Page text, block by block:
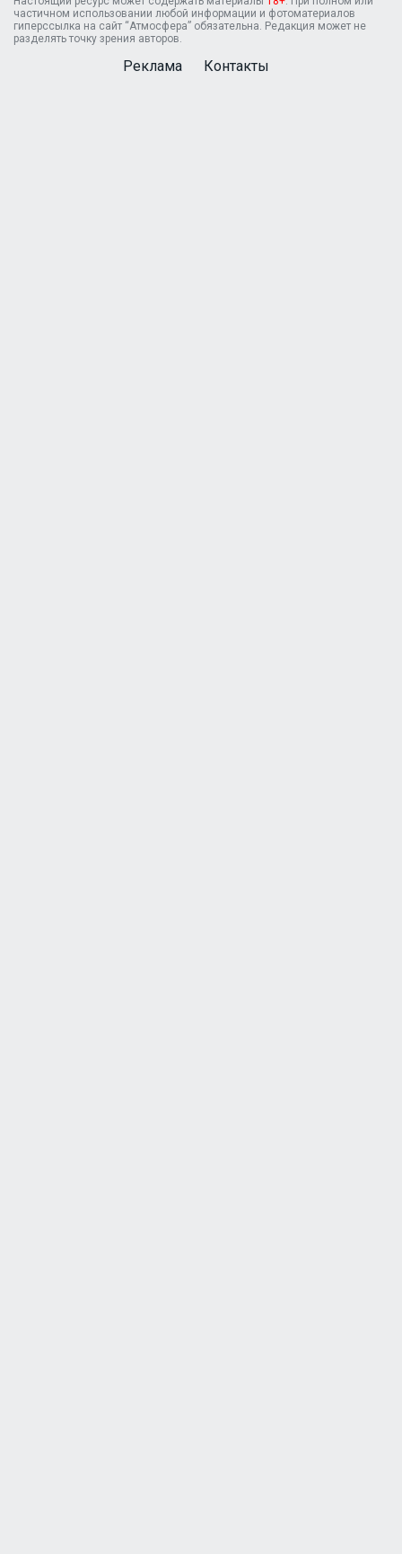
частичном использовании любой информации и фотоматериалов
гиперссылка на сайт “Атмосфера” обязательна. Редакция может не
разделять точку зрения авторов.
Реклама Контакты